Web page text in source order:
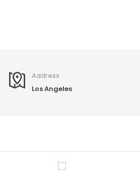
Address
Los Angeles